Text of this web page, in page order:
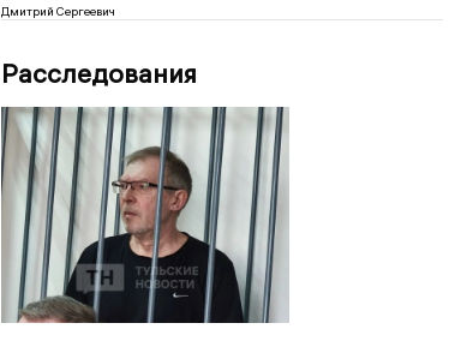
Дмитрий Сергеевич
Расследования